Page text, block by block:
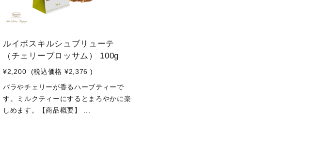
ルイボスキルシュブリューテ
（チェリーブロッサム） 100g
¥2,200 (税込価格 ¥2,376 )
バラやチェリーが香るハーブティーで
す。ミルクティーにするとまろやかに楽
しめます。【商品概要】 ...